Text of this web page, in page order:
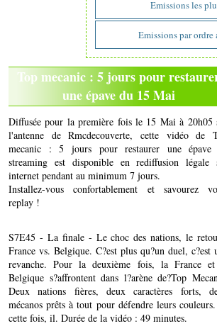
Emissions les
Emissions par
Top mecanic : 5 jours pour
une épave du 15 Mai
Diffusée pour la première fois le 15 Mai à 20h05
l'antenne de Rmcdecouverte, cette vidéo de
mecanic : 5 jours pour restaurer une épave
streaming est disponible en rediffusion légale
internet pendant au minimum 7 jours.
Installez-vous confortablement et savourez
replay !
S7E45 - La finale - Le choc des nations, le
France vs. Belgique. C?est plus qu?un duel, c?est
revanche. Pour la deuxième fois, la France
Belgique s?affrontent dans l?arène de?Top
Deux nations fières, deux caractères forts,
mécanos prêts à tout pour défendre leurs
cette fois, il. Durée de la vidéo : 49 minutes.